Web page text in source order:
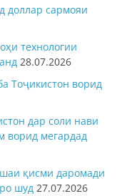
доллар сармояи
технологии
28.07.2026
Тоҷикистон ворид
дар соли нави
ворид мегардад
қисми даромади
шуд 27.07.2026